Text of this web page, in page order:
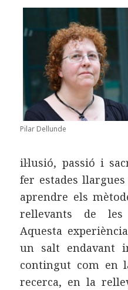
Pilar Dellunde
il·lusió, passió i
fer estades
aprendre els
rellevants de les
Aquesta
un salt endavant
contingut com en
recerca, en la